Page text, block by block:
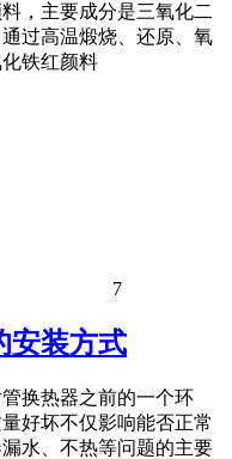
，主要成分是三氧化二
过高温煅烧、还原、氧
铁红颜料
7
安装方式
换热器之前的一个环
好坏不仅影响能否正常
水、不热等问题的主要